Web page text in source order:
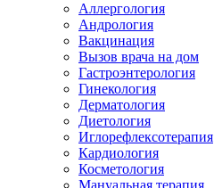
Аллергология
Андрология
Вакцинация
Вызов врача на дом
Гастроэнтерология
Гинекология
Дерматология
Диетология
Иглорефлексотерапия
Кардиология
Косметология
Мануальная терапия